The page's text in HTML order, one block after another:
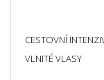
CESTOVNÍ
VLNITÉ VLASY